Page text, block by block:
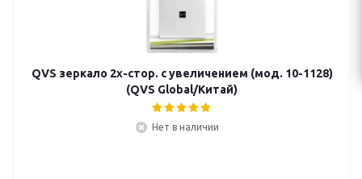
QVS зеркало 2х-стор. с увеличением (мод. 10-1128)
(QVS Global/Китай)
Нет в наличии